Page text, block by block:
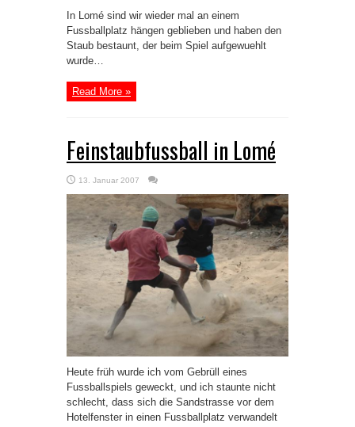
In Lomé sind wir wieder mal an einem
Fussballplatz hängen geblieben und haben den
Staub bestaunt, der beim Spiel aufgewuehlt
wurde…
Read More »
Feinstaubfussball in Lomé
13. Januar 2007
Heute früh wurde ich vom Gebrüll eines
Fussballspiels geweckt, und ich staunte nicht
schlecht, dass sich die Sandstrasse vor dem
Hotelfenster in einen Fussballplatz verwandelt